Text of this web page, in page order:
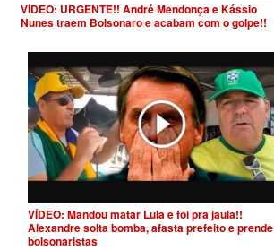
VÍDEO: URGENTE!! André Mendonça e Kássio
Nunes traem Bolsonaro e acabam com o golpe!!
VÍDEO: Mandou matar Lula e foi pra jaula!!
Alexandre solta bomba, afasta prefeito e prende
bolsonaristas